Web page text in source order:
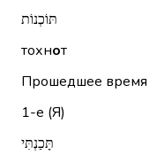
תּוֹכְנוֹת
тохнот
Прошедшее время
1-е (Я)
תָּכַנְתִּי